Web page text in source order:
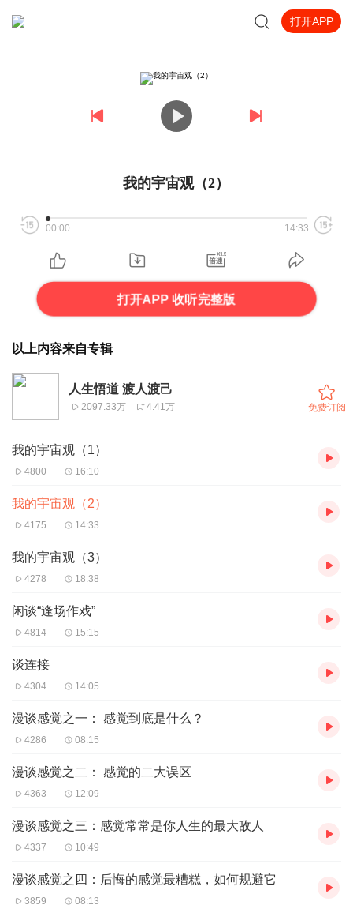
打开APP
我的宇宙观（2）
00:00 14:33
打开APP 收听完整版
以上内容来自专辑
人生悟道 渡人渡己
2097.33万 4.41万 免费订阅
我的宇宙观（1）
4800 16:10
我的宇宙观（2）
4175 14:33
我的宇宙观（3）
4278 18:38
闲谈“逢场作戏”
4814 15:15
谈连接
4304 14:05
漫谈感觉之一： 感觉到底是什么？
4286 08:15
漫谈感觉之二： 感觉的二大误区
4363 12:09
漫谈感觉之三：感觉常常是你人生的最大敌人
4337 10:49
漫谈感觉之四：后悔的感觉最糟糕，如何规避它
3859 08:13